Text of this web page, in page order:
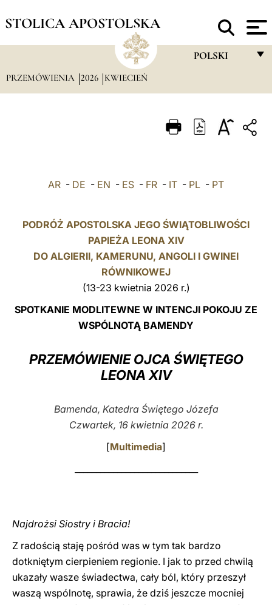
STOLICA APOSTOLSKA
POLSKI
ITALIANO
POLSKI
PRZEMÓWIENIA 2026 KWIECIEŃ
AR - DE - EN - ES - FR - IT - PL - PT
PODRÓŻ APOSTOLSKA JEGO ŚWIĄTOBLIWOŚCI
PAPIEŻA LEONA XIV
DO ALGIERII, KAMERUNU, ANGOLI I GWINEI
RÓWNIKOWEJ
(13-23 kwietnia 2026 r.)
SPOTKANIE MODLITEWNE W INTENCJI POKOJU ZE
WSPÓLNOTĄ BAMENDY
PRZEMÓWIENIE OJCA ŚWIĘTEGO
LEONA XIV
Bamenda, Katedra Świętego Józefa
Czwartek, 16 kwietnia 2026 r.
[Multimedia]
Najdrożsi Siostry i Bracia!
Z radością staję pośród was w tym tak bardzo
dotkniętym cierpieniem regionie. I jak to przed chwilą
ukazały wasze świadectwa, cały ból, który przeszył
waszą wspólnotę, sprawia, że dziś jeszcze mocniej